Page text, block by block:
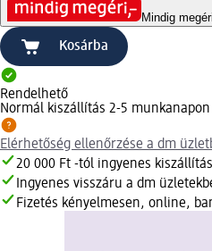
Mindig megéri
Kosárba
Rendelhető
Normál kiszállítás 2-5 munkanapon
Elérhetőség ellenőrzése a dm
20 000 Ft -tól ingyenes kiszállítás
Ingyenes visszáru a dm
Fizetés kényelmesen, online,